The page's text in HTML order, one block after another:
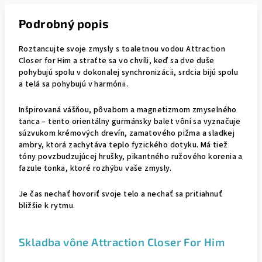
Podrobný popis
Roztancujte svoje zmysly s toaletnou vodou Attraction
Closer for Him a straťte sa vo chvíli, keď sa dve duše
pohybujú spolu v dokonalej synchronizácii, srdcia bijú spolu
a telá sa pohybujú v harmónii.
Inšpirovaná vášňou, pôvabom a magnetizmom zmyselného
tanca – tento orientálny gurmánsky balet vôní sa vyznačuje
súzvukom krémových drevín, zamatového pižma a sladkej
ambry, ktorá zachytáva teplo fyzického dotyku. Má tiež
tóny povzbudzujúcej hrušky, pikantného ružového korenia a
fazule tonka, ktoré rozhýbu vaše zmysly.
Je čas nechať hovoriť svoje telo a nechať sa pritiahnuť
bližšie k rytmu.
Skladba vône Attraction Closer For Him